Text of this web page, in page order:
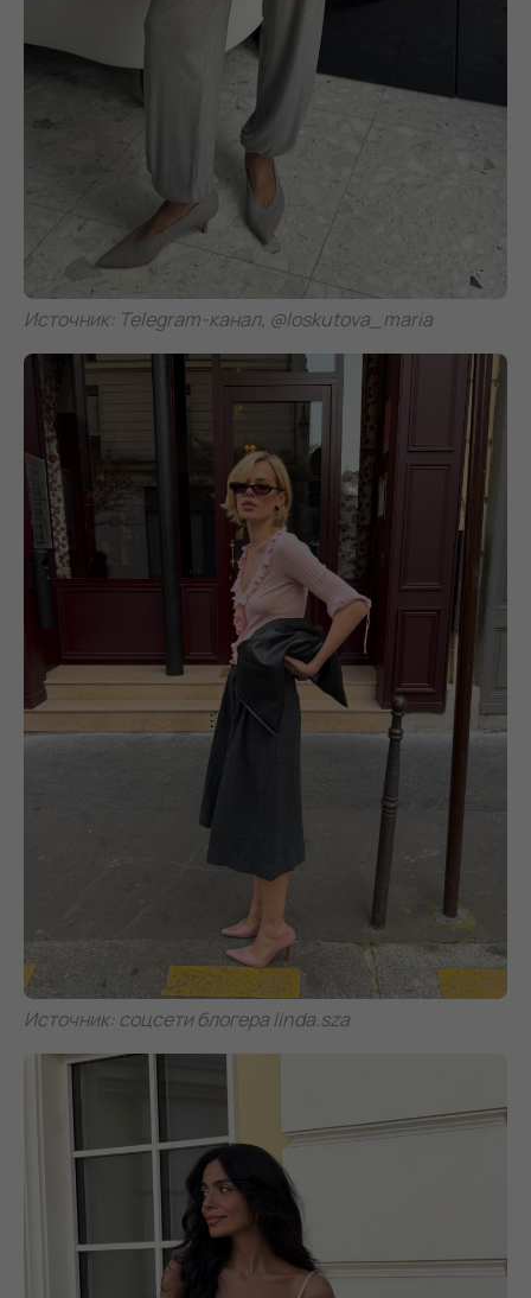
Источник: Telegram-канал, @loskutova_maria
Источник: соцсети блогера linda.sza